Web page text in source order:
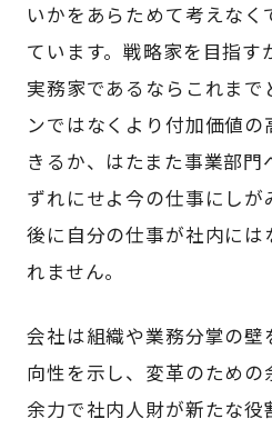
いかをあらためて考えなく
ています。戦略家を目指す
実務家であるならこれまで
ンではなくより付加価値
きるか、はたまた事業部
ずれにせよ今の仕事にし
後に自分の仕事が社内には
れません。
会社は組織や業務分掌の
向性を示し、変革のため
余力で社内人財が新たな